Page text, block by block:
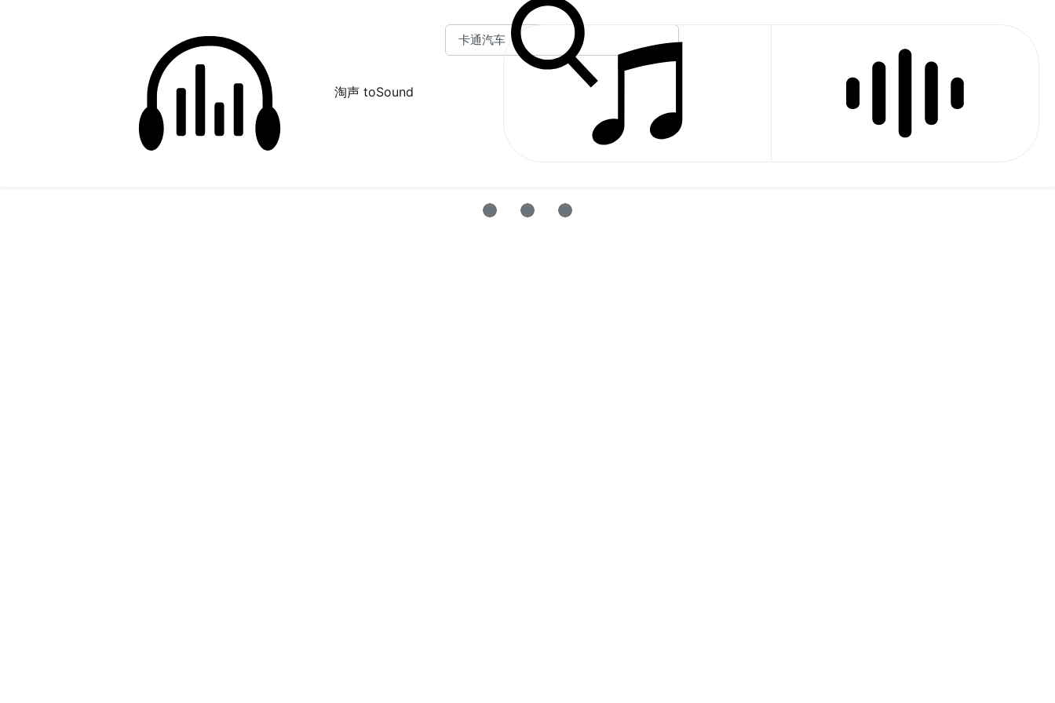
淘声 toSound
卡通汽车
正在为您搜索声音资源